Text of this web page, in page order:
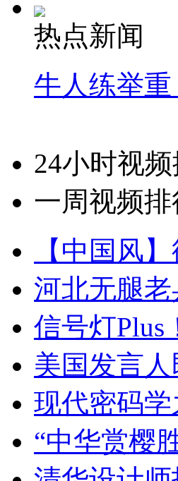
热点新闻
牛人练举
24小时视
一周视频排
【中国风
河北无腿
信号灯Plus
美国发言
现代密码
“中华赏樱